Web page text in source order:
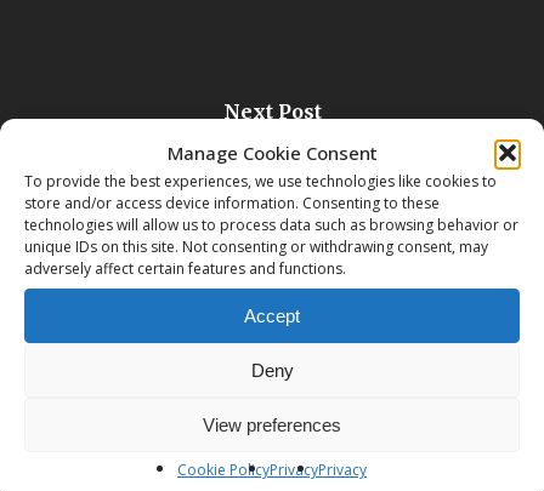
Manage Cookie Consent
To provide the best experiences, we use technologies like cookies to
store and/or access device information. Consenting to these
technologies will allow us to process data such as browsing behavior or
unique IDs on this site. Not consenting or withdrawing consent, may
adversely affect certain features and functions.
Accept
Deny
View preferences
Cookie PolicyPrivacyPrivacy
Next Post
CASCINA SAN MARTINO